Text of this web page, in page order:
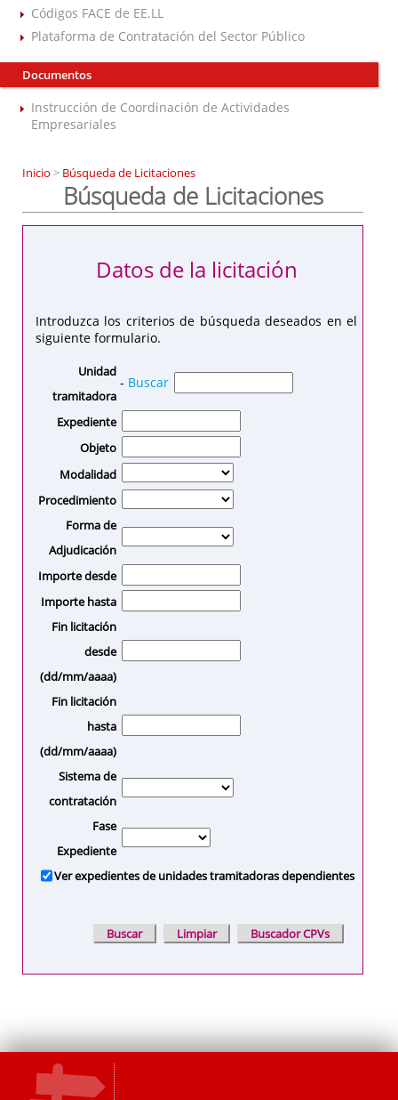
Códigos FACE de EE.LL
Plataforma de Contratación del Sector Público
Documentos
Instrucción de Coordinación de Actividades
Empresariales
Inicio > Búsqueda de Licitaciones
Búsqueda de Licitaciones
Introduzca los criterios de búsqueda deseados en el
siguiente formulario.
Datos de la licitación
Unidad
tramitadora
- Buscar
Expediente
Objeto
Modalidad
Procedimiento
Forma de
Adjudicación
Importe desde
Importe hasta
Fin licitación
desde
(dd/mm/aaaa)
Fin licitación
hasta
(dd/mm/aaaa)
Sistema de
contratación
Fase
Expediente
Ver expedientes de unidades tramitadoras dependientes